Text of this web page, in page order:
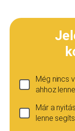
Még nincs
ahhoz
Már a
lenne